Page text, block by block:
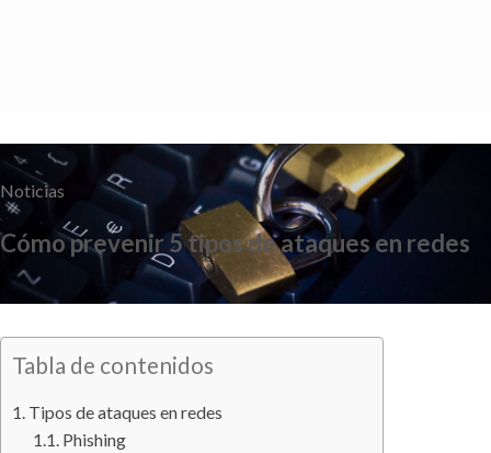
Noticias
Cómo prevenir 5 tipos de ataques en redes
Tabla de contenidos
Tipos de ataques en redes
Phishing